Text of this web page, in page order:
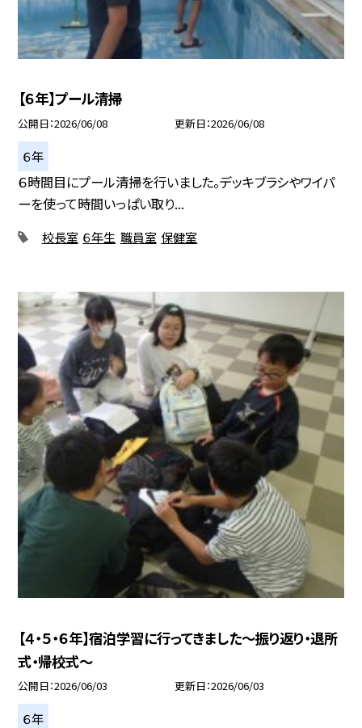
【６年】プール清掃
公開日 2026/06/08 更新日 2026/06/08
６年
６時間目にプール清掃を行いました。デッキブラシやワイパ
ーを使って時間いっぱい取り...
校長室 ６年生 職員室 保健室
【４・５・６年】宿泊学習に行ってきました～振り返り・退所
式・帰校式～
公開日 2026/06/03 更新日 2026/06/03
６年